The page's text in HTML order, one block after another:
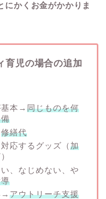
にかくお金がかかりま
育児の場合の追加
基本→ 同じものを何
修繕代
応するグッズ（加
、なじめない、や
→ アウトリーチ支援